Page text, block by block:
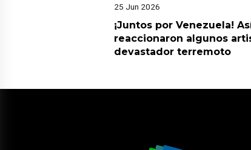
25 Jun 2026
¡Juntos por Venezuela!
reaccionaron algunos
devastador terremoto